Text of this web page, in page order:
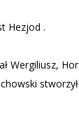
Hezjod .
Wergiliusz,